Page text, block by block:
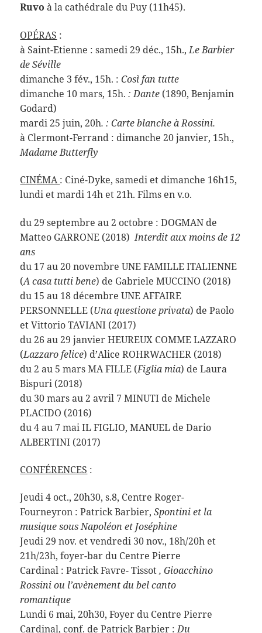
Ruvo à la cathédrale du Puy (11h45).
OPÉRAS :
à Saint-Etienne : samedi 29 déc., 15h.,Le Barbier
de Séville
dimanche 3 fév., 15h. : Così fan tutte
dimanche 10 mars, 15h. : Dante (1890, Benjamin
Godard)
mardi 25 juin, 20h. : Carte blanche à Rossini.
à Clermont-Ferrand : dimanche 20 janvier, 15h.,
Madame Butterfly
CINÉMA: Ciné-Dyke, samedi et dimanche 16h15,
lundi et mardi 14h et 21h. Films en v.o.
du 29 septembreau 2 octobre : DOGMAN de
Matteo GARRONE (2018)Interdit aux moins de 12
ans
du 17 au 20 novembre UNE FAMILLE ITALIENNE
(A casa tutti bene) de Gabriele MUCCINO (2018)
du 15 au 18 décembre UNE AFFAIRE
PERSONNELLE (Una questione privata) de Paolo
et Vittorio TAVIANI (2017)
du 26 au 29 janvier HEUREUX COMME LAZZARO
(Lazzaro felice) d’Alice ROHRWACHER (2018)
du 2 au 5 mars MA FILLE (Figlia mia) de Laura
Bispuri (2018)
du 30 mars au 2 avril 7 MINUTI de Michele
PLACIDO (2016)
du 4 au 7 mai IL FIGLIO, MANUEL de Dario
ALBERTINI (2017)
CONFÉRENCES :
Jeudi 4 oct., 20h30, s.8, Centre Roger-
Fourneyron : Patrick Barbier,Spontini et la
musique sous Napoléon et Joséphine
Jeudi 29 nov. et vendredi 30 nov., 18h/20h et
21h/23h, foyer-bar du Centre Pierre
Cardinal : Patrick Favre- Tissot, Gioacchino
Rossini ou l’avènement du bel canto
romantique
Lundi 6 mai, 20h30, Foyer du Centre Pierre
Cardinal, conf. de Patrick Barbier :Du